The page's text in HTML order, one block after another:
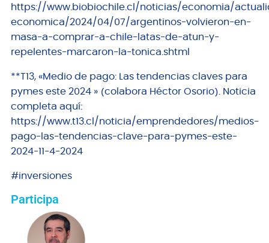
https://www.biobiochile.cl/noticias/economia/
economica/2024/04/07/argentinos-volvieron-en-
masa-a-comprar-a-chile-latas-de-atun-y-
repelentes-marcaron-la-tonica.shtml
**T13, «Medio de pago: Las tendencias claves para
pymes este 2024 » (colabora Héctor Osorio). Noticia
completa aquí:
https://www.t13.cl/noticia/emprendedores/medios-
pago-las-tendencias-clave-para-pymes-este-
2024-11-4-2024
#inversiones
Participa